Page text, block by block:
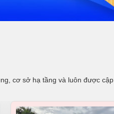
cơ sở hạ tầng và luôn được cập